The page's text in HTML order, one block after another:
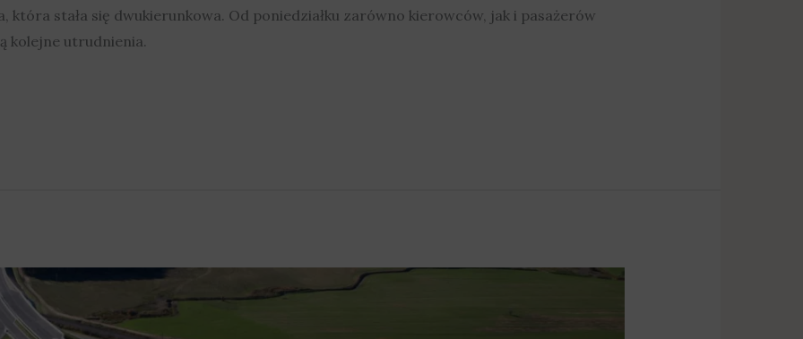
która stała się dwukierunkowa. Od poniedziałku zarówno kierowców, jak i pasażerów
kolejne utrudnienia.